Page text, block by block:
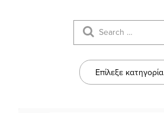
Επίλεξε κατηγορία